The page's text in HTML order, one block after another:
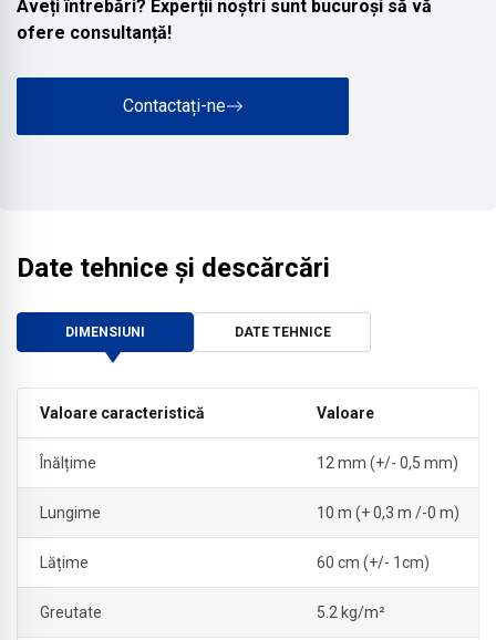
Aveți întrebări? Experții noștri sunt bucuroși să vă
ofere consultanță!
Contactați-ne
Date tehnice și descărcări
DIMENSIUNI DATE TEHNICE
Valoare caracteristică Valoare
Înălțime 12 mm (+/- 0,5 mm)
Lungime 10 m (+ 0,3 m /-0 m)
Lățime 60 cm (+/- 1cm)
Greutate 5.2 kg/m²